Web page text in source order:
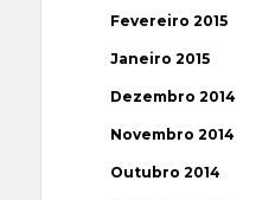
Fevereiro 2015
Janeiro 2015
Dezembro 2014
Novembro 2014
Outubro 2014